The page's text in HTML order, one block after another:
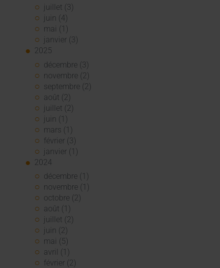
juillet (3)
juin (4)
mai (1)
janvier (3)
2025
décembre (3)
novembre (2)
septembre (2)
août (2)
juillet (2)
juin (1)
mars (1)
février (3)
janvier (1)
2024
décembre (1)
novembre (1)
octobre (2)
août (1)
juillet (2)
juin (2)
mai (5)
avril (1)
février (2)